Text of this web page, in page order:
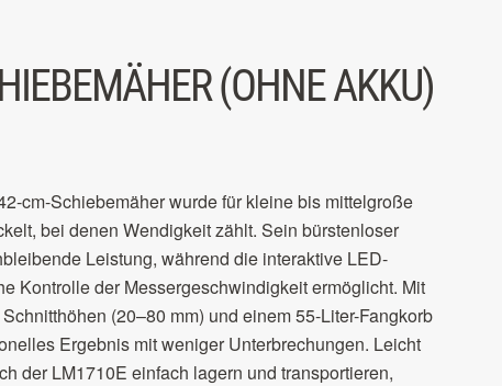
(OHNE AKKU)
cm-Schiebemäher wurde für kleine bis mittelgroße
bei denen Wendigkeit zählt. Sein bürstenloser
Leistung, während die interaktive LED-
Kontrolle der Messergeschwindigkeit ermöglicht. Mit
(20–80 mm) und einem 55-Liter-Fangkorb
Ergebnis mit weniger Unterbrechungen. Leicht
der LM1710E einfach lagern und transportieren,